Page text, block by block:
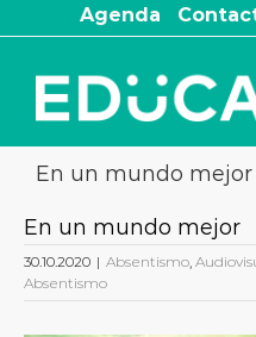
al
contenido
Agenda
En un mundo mejor
En un mundo mejor
30.10.2020 | Absentismo,
Absentismo